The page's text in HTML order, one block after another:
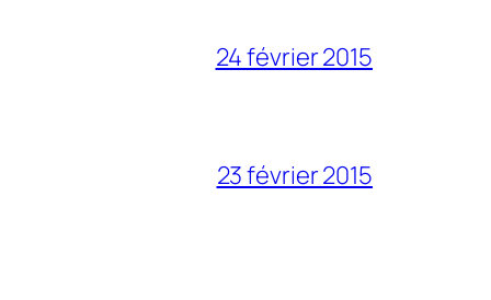
24 février 2015
23 février 2015